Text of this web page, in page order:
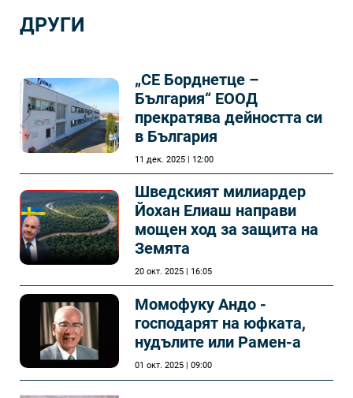
ДРУГИ
„СЕ Борднетце –
България“ ЕООД
прекратява дейността си
в България
11 дек. 2025 | 12:00
Шведският милиардер
Йохан Елиаш направи
мощен ход за защита на
Земята
20 окт. 2025 | 16:05
Момофуку Андо -
господарят на юфката,
нудълите или Рамен-а
01 окт. 2025 | 09:00